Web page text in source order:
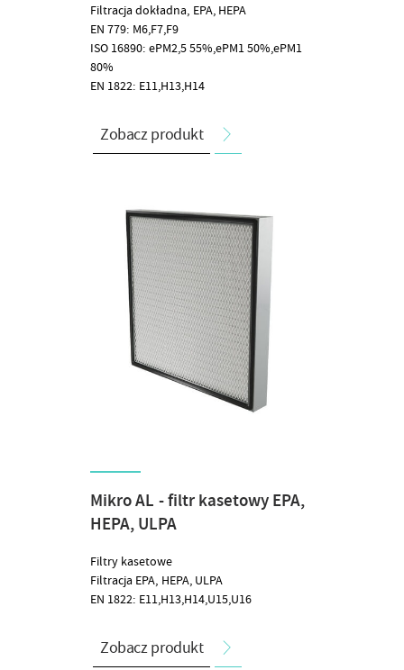
Filtracja dokładna, EPA, HEPA
EN 779: M6,F7,F9
ISO 16890: ePM2,5 55%,ePM1 50%,ePM1
80%
EN 1822: E11,H13,H14
Zobacz produkt
Mikro AL - filtr kasetowy EPA,
HEPA, ULPA
Filtry kasetowe
Filtracja EPA, HEPA, ULPA
EN 1822: E11,H13,H14,U15,U16
Zobacz produkt